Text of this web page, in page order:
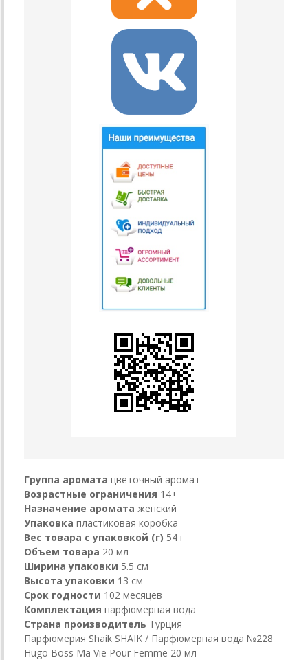
Группа аромата цветочный аромат
Возрастные ограничения 14+
Назначение аромата женский
Упаковка пластиковая коробка
Вес товара с упаковкой (г) 54 г
Объем товара 20 мл
Ширина упаковки 5.5 см
Высота упаковки 13 см
Срок годности 102 месяцев
Комплектация парфюмерная вода
Страна производитель Турция
Парфюмерия Shaik SHAIK / Парфюмерная вода №228
Hugo Boss Ma Vie Pour Femme 20 мл